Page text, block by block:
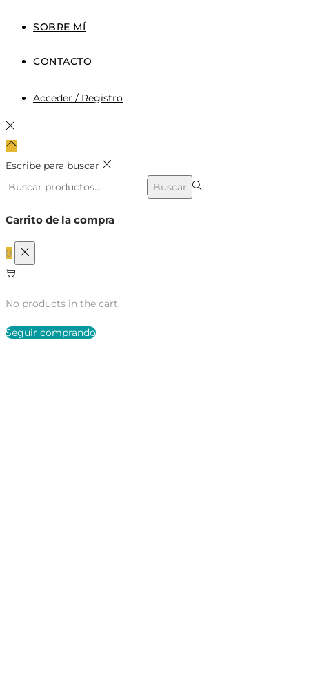
SOBRE MÍ
CONTACTO
Acceder / Registro
Escribe para buscar
Búsqueda
Buscar
Carrito de la compra
0
No products in the cart.
Seguir comprando